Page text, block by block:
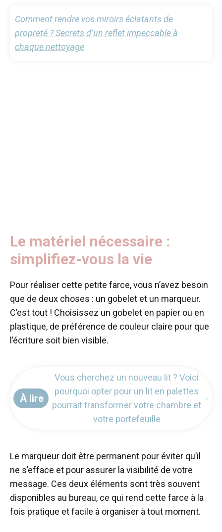
Comment rendre vos miroirs éclatants de
propreté ? Secrets d’un reflet impeccable à
chaque nettoyage
Le matériel nécessaire :
simplifiez-vous la vie
Pour réaliser cette petite farce, vous n’avez besoin
que de deux choses : un gobelet et un marqueur.
C’est tout ! Choisissez un gobelet en papier ou en
plastique, de préférence de couleur claire pour que
l’écriture soit bien visible.
À lire
Vous cherchez un nouveau lit ? Voici
pourquoi opter pour un lit en palettes
pourrait transformer votre chambre et
votre portefeuille
Le marqueur doit être permanent pour éviter qu’il
ne s’efface et pour assurer la visibilité de votre
message. Ces deux éléments sont très souvent
disponibles au bureau, ce qui rend cette farce à la
fois pratique et facile à organiser à tout moment.